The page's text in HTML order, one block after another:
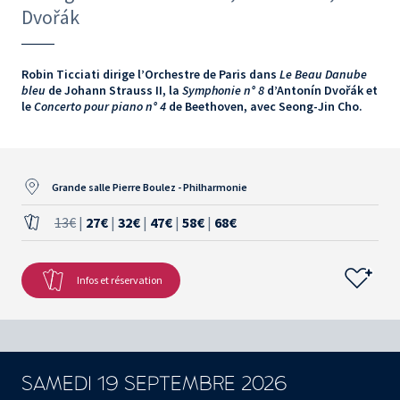
Dvořák
Robin Ticciati dirige l’Orchestre de Paris dans Le Beau Danube
bleu de Johann Strauss II, la Symphonie n° 8 d’Antonín Dvořák et
leConcerto pour piano n° 4 de Beethoven, avec Seong-Jin Cho.
Grande salle Pierre Boulez - Philharmonie
13€ | 27€ | 32€ | 47€ | 58€ | 68€
Infos et réservation
SAMEDI 19 SEPTEMBRE 2026